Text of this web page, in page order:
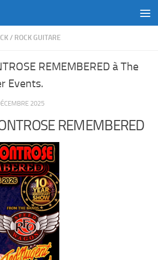
/ ROCK GUITARE
REMEMBERED à The
Events.
2025
REMEMBERED